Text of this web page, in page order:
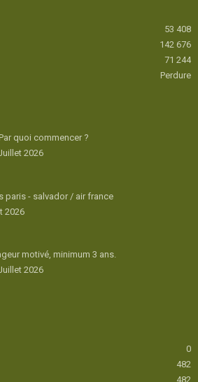
53 408
142 676
71 244
Perdure
quoi commencer ?
2026
paris - salvador / air france
2026
motivé, minimum 3 ans.
2026
0
482
482